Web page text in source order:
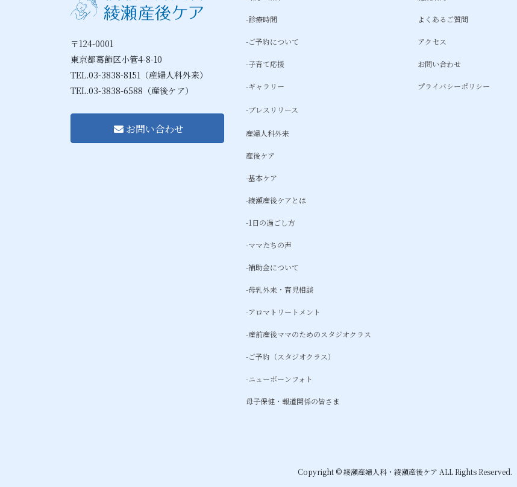
〒124-0001
東京都葛飾区小管4-8-10
TEL.03-3838-8151（産婦人科外来）
TEL.03-3838-6588（産後ケア）
お問い合わせ
-診療時間
-ご予約について
-子育て応援
-ギャラリー
-プレスリリース
産婦人科外来
産後ケア
-基本ケア
-綾瀬産後ケアとは
-1日の過ごし方
-ママたちの声
-補助金について
-母乳外来・育児相談
-アロマトリートメント
-産前産後ママのためのスタジオクラス
-ご予約（スタジオクラス）
-ニューボーンフォト
母子保健・報道関係の皆さま
よくあるご質問
アクセス
お問い合わせ
プライバシーポリシー
Copyright © 綾瀬産婦人科・綾瀬産後ケア ALL Rights Reserved.